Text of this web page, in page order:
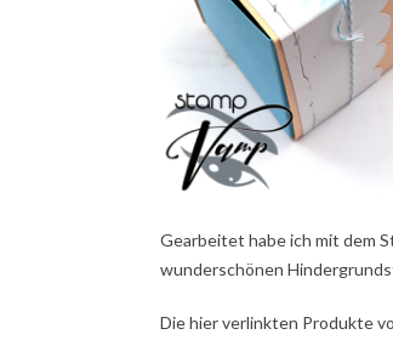
Gearbeitet habe ich mit dem
wunderschönen
Die hier verlinkten Produkte